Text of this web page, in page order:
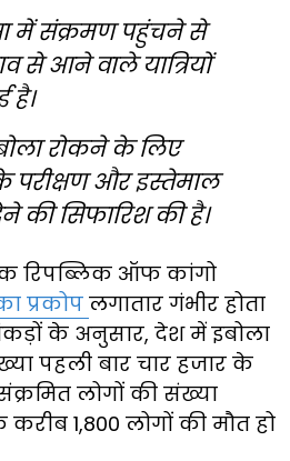
में संक्रमण पहुंचने से
से आने वाले यात्रियों
है।
रोकने के लिए
परीक्षण और इस्तेमाल
की सिफारिश की है।
रिपब्लिक ऑफ कांगो
प्रकोप लगातार गंभीर होता
के अनुसार, देश में इबोला
पहली बार चार हजार के
लोगों की संख्या
1,800 लोगों की मौत हो